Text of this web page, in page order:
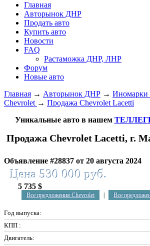
Главная
Авторынок ДНР
Продать авто
Купить авто
Новости
FAQ
Растаможка ДНР, ЛНР
Форум
Новые авто
Главная → Авторынок ДНР → Иномарки
Chevrolet → Продажа Chevrolet Lacetti
Уникальные авто в нашем
Продажа Chevrolet Lacetti, г.
Объявление #28837 от 20 августа 2024
Цена 530 000 руб.
5 735 $
Все предложения Chevrolet Все
Год выпуска:
КПП :
Двигатель: